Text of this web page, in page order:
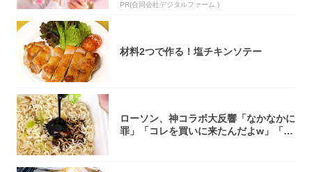
PR(合同会社デジタルファーム )
材料2つで作る！塩チキンソテー
ローソン、神コラボ大反響「なかなかに
罪」「コレを買いに来たんだよw」「３